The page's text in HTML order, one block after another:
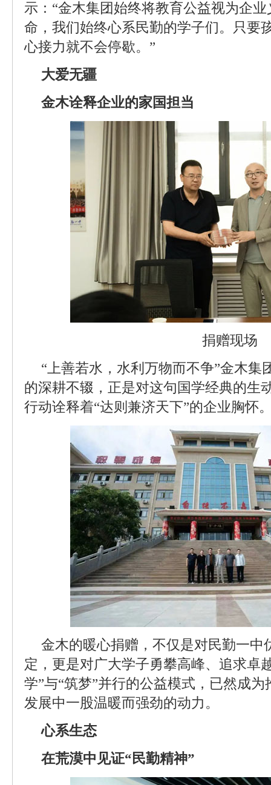
示：“金木集团始终将教育公益视为企
命，我们始终心系民勤的学子们。只要
心接力就不会停歇。”
大爱无疆
金木诠释企业的家国担当
捐赠现场
“上善若水，水利万物而不争”金木集
的深耕不辍，正是对这句国学经典的生
行动诠释着“达则兼济天下”的企业胸怀
金木的暖心捐赠，不仅是对民勤一中
定，更是对广大学子勇攀高峰、追求卓
学”与“筑梦”并行的公益模式，已然成
发展中一股温暖而强劲的动力。
心系生态
在荒漠中见证“民勤精神”